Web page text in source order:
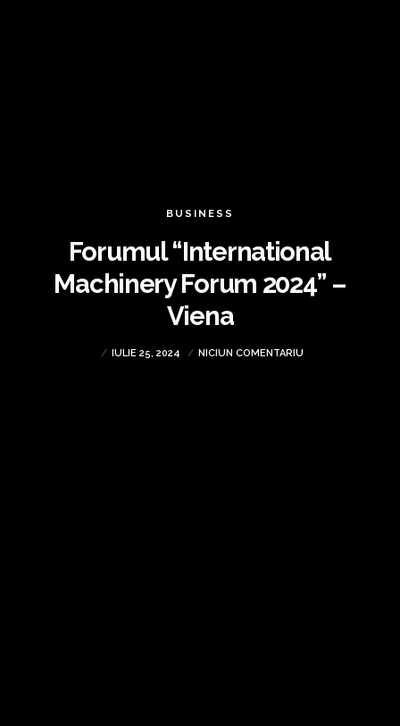
BUSINESS
Forumul “International
Machinery Forum 2024” –
Viena
IULIE 25, 2024 NICIUN COMENTARIU